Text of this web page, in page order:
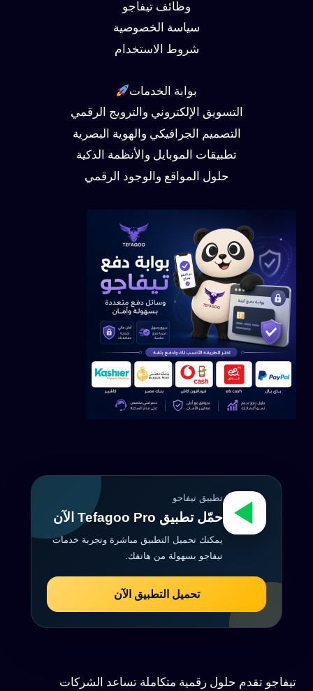
وظائف تيفاجو
سياسة الخصوصية
شروط الاستخدام
بوابة الخدمات
التسويق الإلكتروني والترويج الرقمي
التصميم الجرافيكي والهوية البصرية
تطبيقات الموبايل والأنظمة الذكية
حلول المواقع والوجود الرقمي
تطبيق تيفاجو
حمّل تطبيق Tefagoo Pro الآن
يمكنك تحميل التطبيق مباشرة وتجربة خدمات
تيفاجو بسهولة من هاتفك.
تحميل التطبيق الآن
تيفاجو تقدم حلول رقمية متكاملة تساعد الشركات